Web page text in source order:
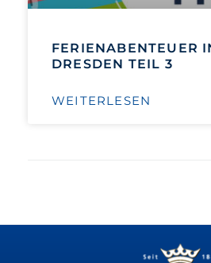
FERIENABENTEUER
DRESDEN TEIL 3
WEITERLESEN